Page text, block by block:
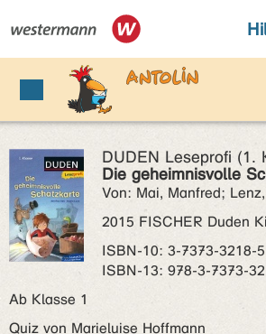
DUDEN Leseprofi (1.
Die geheimnisvolle
Von: Mai, Manfred;
2015 FISCHER Duden
ISBN‑10: 3-7373-3218-5
ISBN‑13: 978-3-7373-
Ab Klasse 1
Quiz von Marieluise Hoffmann